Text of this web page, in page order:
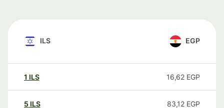
ILS EGP
1 ILS 16,62 EGP
5 ILS 83,12 EGP